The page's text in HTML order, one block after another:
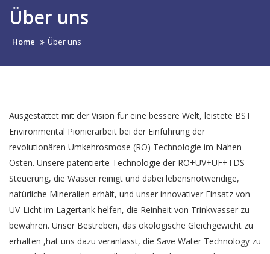
Über uns
Home Über uns
Ausgestattet mit der Vision für eine bessere Welt, leistete BST
Environmental Pionierarbeit bei der Einführung der
revolutionären Umkehrosmose (RO) Technologie im Nahen
Osten. Unsere patentierte Technologie der RO+UV+UF+TDS-
Steuerung, die Wasser reinigt und dabei lebensnotwendige,
natürliche Mineralien erhält, und unser innovativer Einsatz von
UV-Licht im Lagertank helfen, die Reinheit von Trinkwasser zu
bewahren. Unser Bestreben, das ökologische Gleichgewicht zu
erhalten ,hat uns dazu veranlasst, die Save Water Technology zu